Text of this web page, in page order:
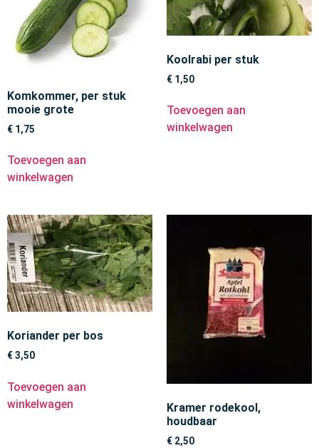
Komkommer, per stuk
mooie grote
€ 1,75
Toevoegen aan
winkelwagen
Koolrabi per stuk
€ 1,50
Toevoegen aan
winkelwagen
Koriander per bos
€3,50
Toevoegen aan
winkelwagen
Kramer rodekool,
houdbaar
€ 2,50